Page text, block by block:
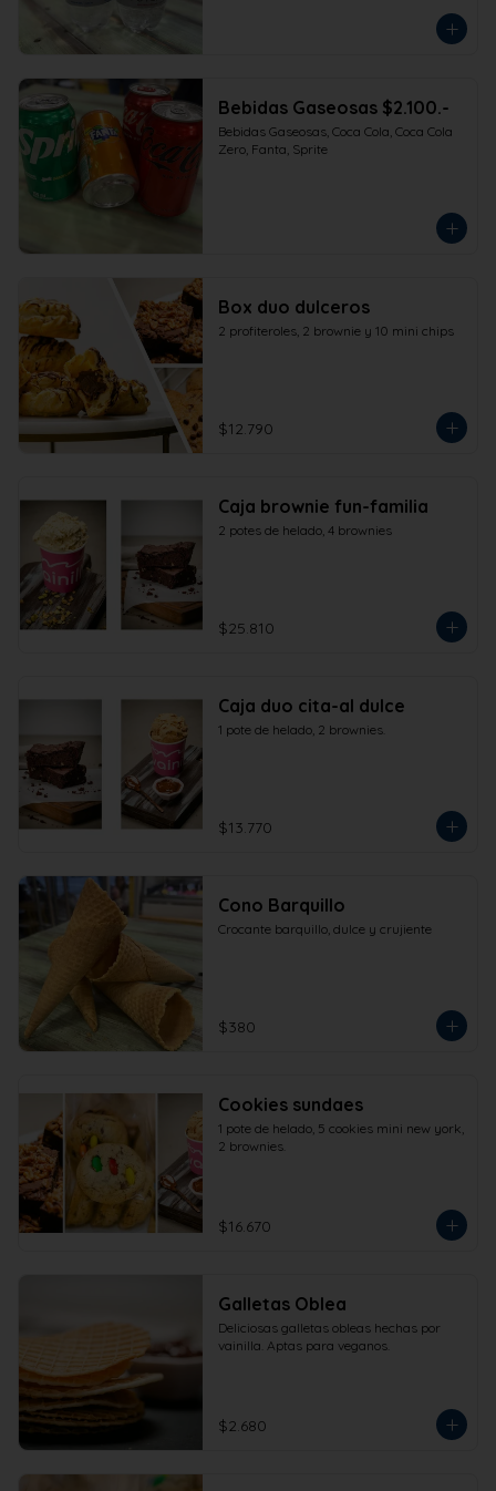
Bebidas Gaseosas $2.100.-
Bebidas Gaseosas, Coca Cola, Coca Cola
Zero, Fanta, Sprite
Box duo dulceros
2 profiteroles, 2 brownie y 10 mini chips
$12.790
Caja brownie fun-familia
2 potes de helado, 4 brownies
$25.810
Caja duo cita-al dulce
1 pote de helado, 2 brownies.
$13.770
Cono Barquillo
Crocante barquillo, dulce y crujiente
$380
Cookies sundaes
1 pote de helado, 5 cookies mini new york,
2 brownies.
$16.670
Galletas Oblea
Deliciosas galletas obleas hechas por
vainilla. Aptas para veganos.
$2.680